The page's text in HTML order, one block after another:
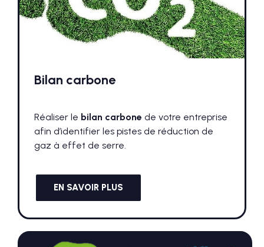
Bilan carbone
Réaliser le bilan carbone de votre entreprise
afin d’identifier les pistes de réduction de
gaz à effet de serre.
EN SAVOIR PLUS